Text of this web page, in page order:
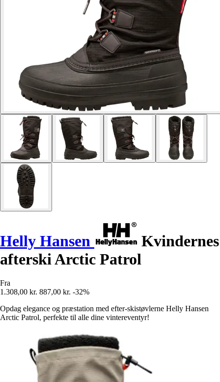
Helly Hansen
Kvindernes
afterski Arctic Patrol
Fra
1.308,00 kr. 887,00 kr. -32%
Opdag elegance og præstation med efter-skistøvlerne Helly Hansen
Arctic Patrol, perfekte til alle dine vintereventyr!